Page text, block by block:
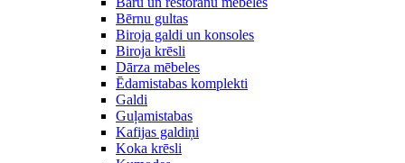
Bērnu gultas
Biroja galdi un konsoles
Biroja krēsli
Dārza mēbeles
Ēdamistabas komplekti
Galdi
Guļamistabas
Kafijas galdiņi
Koka krēsli